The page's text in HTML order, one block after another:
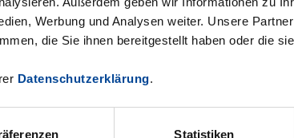
Werbung und Analysen weiter. Unsere
die Sie ihnen bereitgestellt haben oder die
Datenschutzerklärung.
Statistiken
(SWEG) hat gemeinsam mit der
Einführung der
und innovativen